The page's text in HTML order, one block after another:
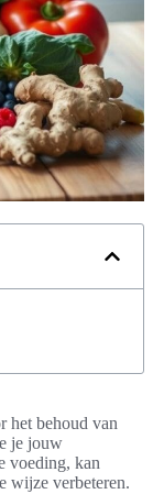
het behoud van
je jouw
voeding, kan
wijze verbeteren.